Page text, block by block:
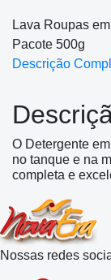
Lava Roupas
Pacote 500g
Descrição
O Detergente
no tanque e na
completa e
Nossas redes